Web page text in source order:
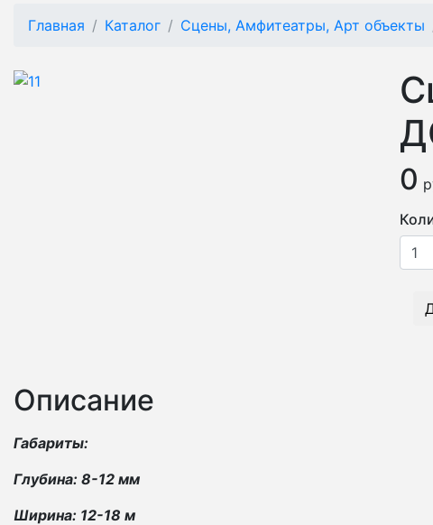
Главная Каталог Сцены, Амфитеатры, Арт объекты
0
Описание
Габариты:
Глубина: 8-12 мм
Ширина: 12-18 м